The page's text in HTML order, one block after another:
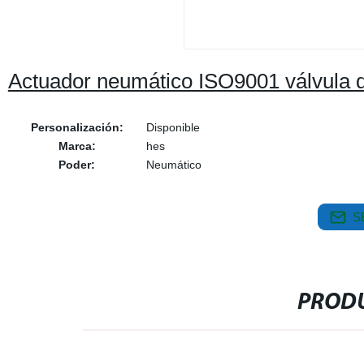
Actuador neumático ISO9001 válvula
Personalización:
Disponible
Marca:
hes
Poder:
Neumático